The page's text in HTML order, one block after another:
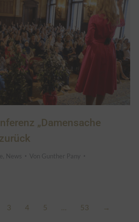
„Damensache
News Von Gunther Pany
3 4 5 … 53 →